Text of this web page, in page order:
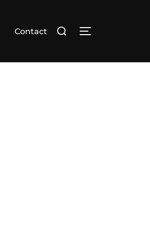
Contact
Rechercher :
PERMUTER